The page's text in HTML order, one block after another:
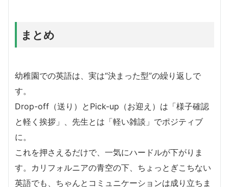
まとめ
幼稚園での英語は、実は“決まった型”の繰り返しで
す。
Drop-off（送り）とPick-up（お迎え）は「様子確認
と軽く挨拶」、先生とは「軽い雑談」でポジティブ
に。
これを押さえるだけで、一気にハードルが下がりま
す。カリフォルニアの青空の下、ちょっとぎこちない
英語でも、ちゃんとコミュニケーションは成り立ちま